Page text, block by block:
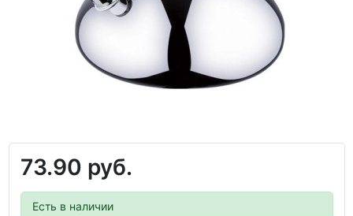
73.90 руб.
Есть в наличии